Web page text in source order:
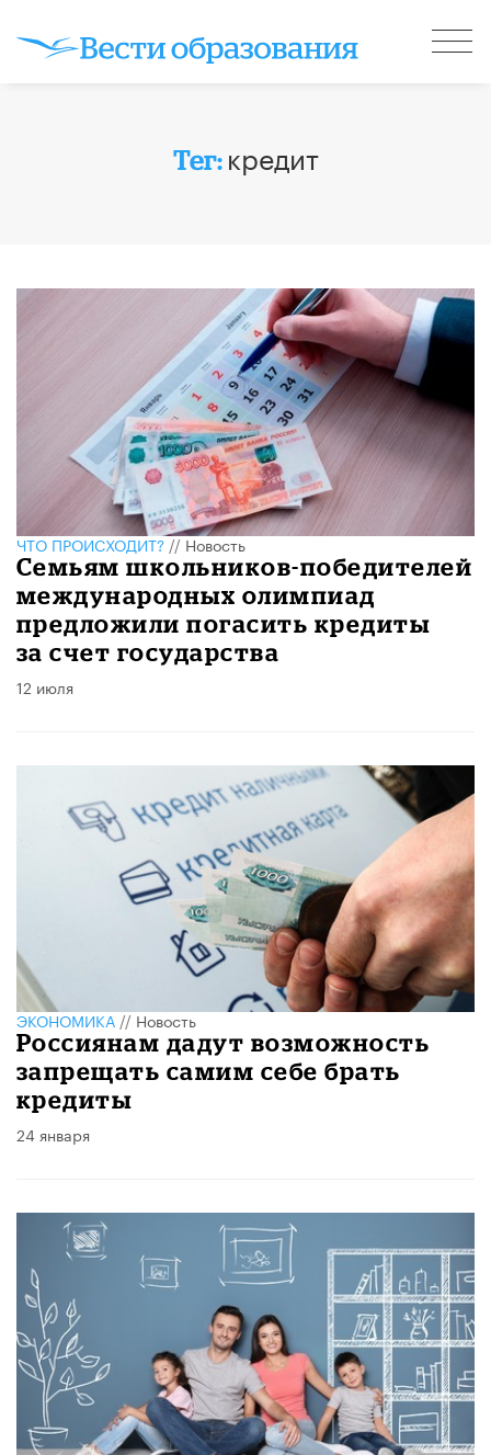
Тег: кредит
ЧТО ПРОИСХОДИТ?//Новость
Семьям школьников-победителей
международных олимпиад
предложили погасить кредиты
за счет государства
12 июля
ЭКОНОМИКА//Новость
Россиянам дадут возможность
запрещать самим себе брать
кредиты
24 января